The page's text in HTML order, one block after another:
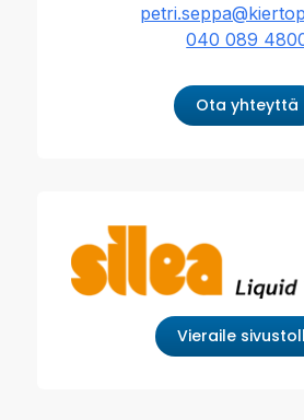
040 089
Ota yhteyttä
Vieraile